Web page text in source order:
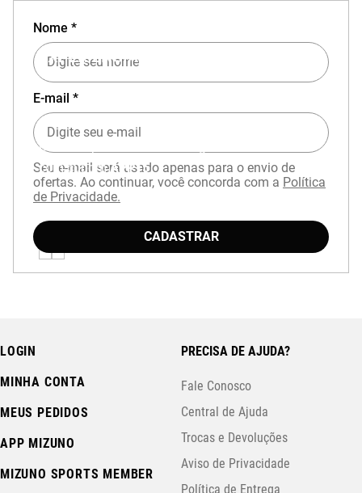
EXPERIÊNCIA MIZUNO NO APP
Baixe o aplicativo Mizuno e garanta
com cupomAPP15.
Nome *
E-mail *
Seu e-mail será usado apenas para o envio de
ofertas. Ao continuar, você concorda com a Política
de Privacidade.
CADASTRAR
LOGIN
MINHA CONTA
MEUS PEDIDOS
APP MIZUNO
MIZUNO SPORTS MEMBER
PRECISA DE AJUDA?
Fale Conosco
Central de Ajuda
Trocas e Devoluções
Aviso de Privacidade
Política de Entrega